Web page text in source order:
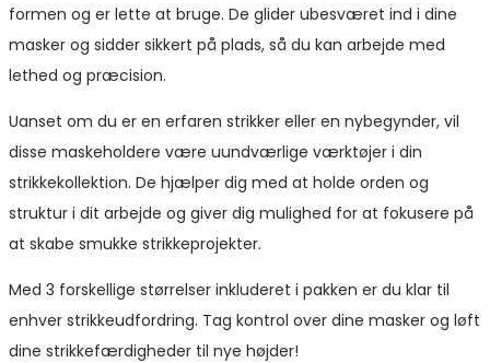
formen og er lette at bruge. De glider ubesværet ind i dine
masker og sidder sikkert på plads, så du kan arbejde med
lethed og præcision.
Uanset om du er en erfaren strikker eller en nybegynder, vil
disse maskeholdere være uundværlige værktøjer i din
strikkekollektion. De hjælper dig med at holde orden og
struktur i dit arbejde og giver dig mulighed for at fokusere på
at skabe smukke strikkeprojekter.
Med 3 forskellige størrelser inkluderet i pakken er du klar til
enhver strikkeudfordring. Tag kontrol over dine masker og løft
dine strikkefærdigheder til nye højder!